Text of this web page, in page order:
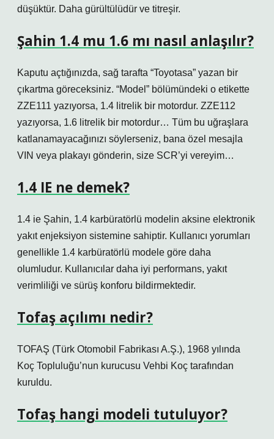
düşüktür. Daha gürültülüdür ve titreşir.
Şahin 1.4 mu 1.6 mı nasıl anlaşılır?
Kaputu açtığınızda, sağ tarafta “Toyotasa” yazan bir
çıkartma göreceksiniz. “Model” bölümündeki o etikette
ZZE111 yazıyorsa, 1.4 litrelik bir motordur. ZZE112
yazıyorsa, 1.6 litrelik bir motordur… Tüm bu uğraşlara
katlanamayacağınızı söylerseniz, bana özel mesajla
VIN veya plakayı gönderin, size SCR’yi vereyim…
1.4 IE ne demek?
1.4 ie Şahin, 1.4 karbüratörlü modelin aksine elektronik
yakıt enjeksiyon sistemine sahiptir. Kullanıcı yorumları
genellikle 1.4 karbüratörlü modele göre daha
olumludur. Kullanıcılar daha iyi performans, yakıt
verimliliği ve sürüş konforu bildirmektedir.
Tofaş açılımı nedir?
TOFAŞ (Türk Otomobil Fabrikası A.Ş.), 1968 yılında
Koç Topluluğu’nun kurucusu Vehbi Koç tarafından
kuruldu.
Tofaş hangi modeli tutuluyor?